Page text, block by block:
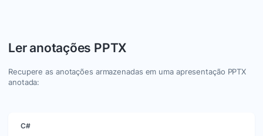
Ler anotações PPTX
Recupere as anotações armazenadas em uma apresentação PPTX
anotada:
C#